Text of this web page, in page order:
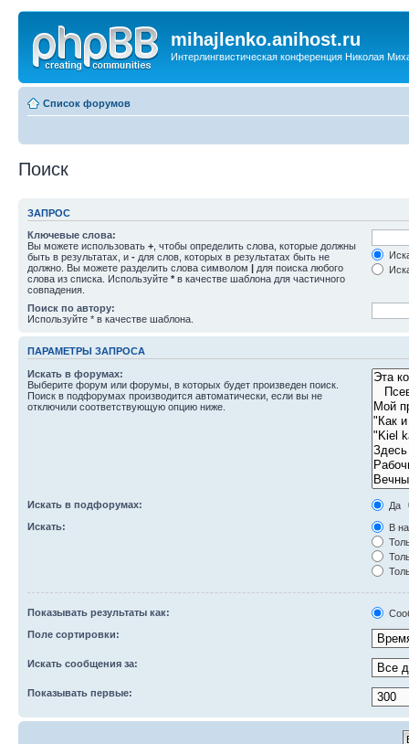
mihajlenko.anihost.ru
Интерлингвистическая конференция Николая
Список форумов
Поиск
ЗАПРОС
Ключевые слова:
Вы можете использовать + , чтобы определить слова, которые должны
быть в результатах, и - для слов, которых в результатах быть не
должно. Вы можете разделить слова символом | для поиска любого
слова из списка. Используйте * в качестве шаблона для частичного
совпадения.
Поиск по автору:
Используйте * в качестве шаблона.
ПАРАМЕТРЫ ЗАПРОСА
Искать в форумах:
Выберите форум или форумы, в которых будет произведен поиск.
Поиск в подфорумах производится автоматически, если вы не
отключили соответствующую опцию ниже.
Искать в подфорумах:
Да
Искать:
В
Показывать результаты как:
Поле сортировки:
Искать сообщения за:
Показывать первые: